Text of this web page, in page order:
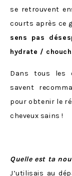
se retrouvent
courts après ce
sens pas
hydrate /
Dans tous les
savent
pour obtenir le
cheveux sains !
Quelle est ta
J’utilisais au